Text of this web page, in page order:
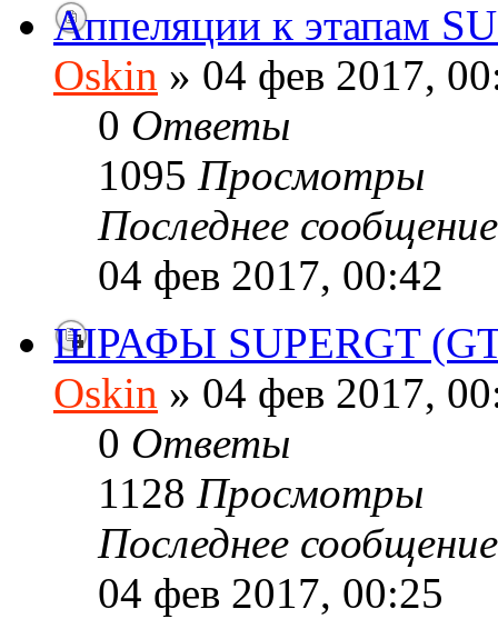
Аппеляции к этапам
Oskin » 04 фев 2017,
0 Ответы
1095 Просмотры
Последнее
04 фев 2017, 00:42
ШРАФЫ SUPERGT
Oskin » 04 фев 2017,
0 Ответы
1128 Просмотры
Последнее
04 фев 2017, 00:25